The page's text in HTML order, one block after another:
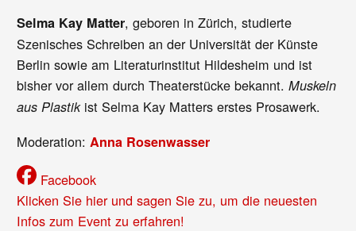
Selma Kay Matter, geboren in Zürich, studierte
Szenisches Schreiben an der Universität der Künste
Berlin sowie am Literaturinstitut Hildesheim und ist
bisher vor allem durch Theaterstücke bekannt.Muskeln
aus Plastikist Selma Kay Matters erstes Prosawerk.
Moderation: Anna Rosenwasser
Facebook
Klicken Sie hier und sagen Sie zu, um die neuesten
Infos zum Event zu erfahren!